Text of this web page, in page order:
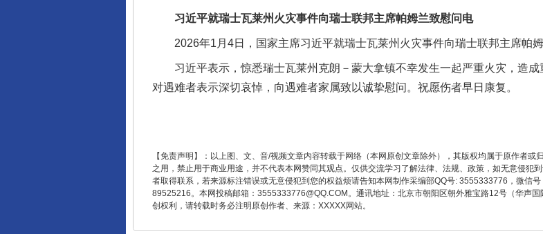
习近平就瑞士瓦莱州火灾事件向瑞士联邦主席帕姆兰致慰问电
2026年1月4日，国家主席习近平就瑞士瓦莱州火灾事件向瑞士联邦主席帕姆
习近平表示，惊悉瑞士瓦莱州克朗－蒙大拿镇不幸发生一起严重火灾，造成
对遇难者表示深切哀悼，向遇难者家属致以诚挚慰问。祝愿伤者早日康复。
【免责声明】：以上图、文、音/视频文章内容转载于网络（本网原创文章除外），其版权均属于原作者
之用，禁止用于商业用途，并不代表本网赞同其观点。仅供交流学习了解法律、法规、政策，如无意侵犯
者取得联系，若来源标注错误或无意侵犯到您的权益烦请告知本网制作采编部QQ号: 3555333776，微信
89525216。本网投稿邮箱：3555333776@QQ.COM。通讯地址：北京市朝阳区朝外雅宝路12号（华声
创权利，请转载时务必注明原创作者、来源：XXXXX网站。
东山县通报“牛蛙产品抗生素超标问题” 法徽映军营 权益有保障